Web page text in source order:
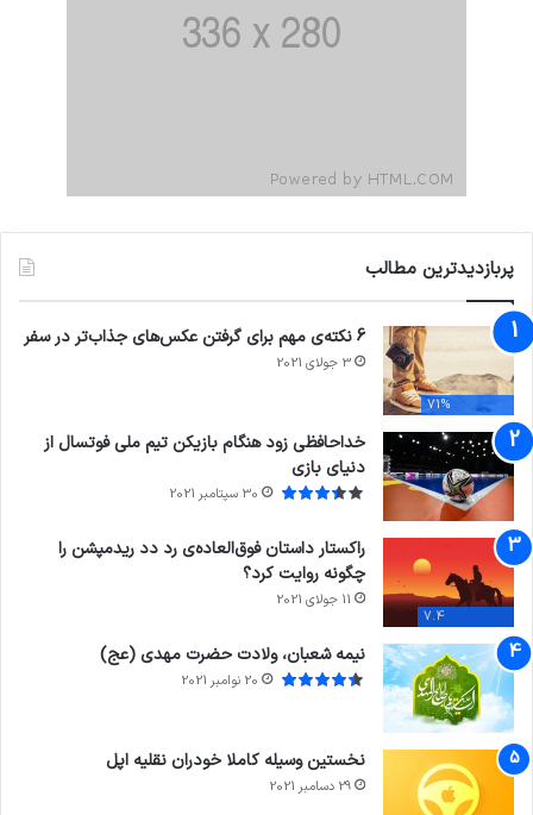
پربازدیدترین مطالب
71%
6 نکته‌ی مهم برای گرفتن عکس‌های جذاب‌تر در سفر
3 جولای 2021
خداحافظی زود هنگام بازیکن تیم ملی فوتسال از
دنیای بازی
30 سپتامبر 2021
7.4
راکستار داستان فوق‌العاده‌ی رد دد ریدمپشن را
چگونه روایت کرد؟
11 جولای 2021
نیمه شعبان، ولادت حضرت مهدی (عج)
20 نوامبر 2021
نخستین وسیله کاملا خودران نقلیه اپل
29 دسامبر 2021